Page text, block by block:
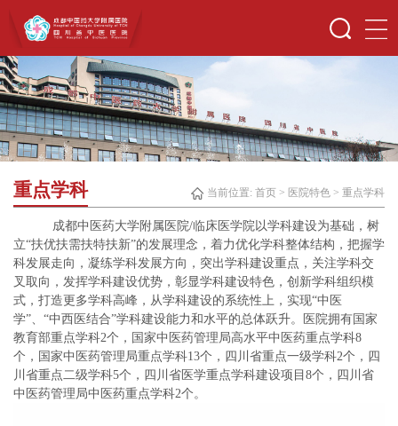
当前位置: 首页 > 医院特色 > 重点学科
重点学科
成都中医药大学附属医院/临床医学院以学科建设为基础，树
立“扶优扶需扶特扶新”的发展理念，着力优化学科整体结构，把握学
科发展走向，凝练学科发展方向，突出学科建设重点，关注学科交
叉取向，发挥学科建设优势，彰显学科建设特色，创新学科组织模
式，打造更多学科高峰，从学科建设的系统性上，实现“中医
学”、“中西医结合”学科建设能力和水平的总体跃升。医院拥有国家
教育部重点学科2个，国家中医药管理局高水平中医药重点学科8
个，国家中医药管理局重点学科13个，四川省重点一级学科2个，四
川省重点二级学科5个，四川省医学重点学科建设项目8个，四川省
中医药管理局中医药重点学科2个。